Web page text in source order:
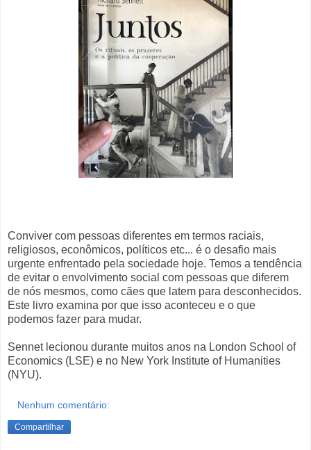
Conviver com pessoas diferentes em termos raciais,
religiosos, econômicos, políticos etc... é o desafio mais
urgente enfrentado pela sociedade hoje. Temos a tendência
de evitar o envolvimento social com pessoas que diferem
de nós mesmos, como cães que latem para desconhecidos.
Este livro examina por que isso aconteceu e o que
podemos fazer para mudar.
Sennet lecionou durante muitos anos na London School of
Economics (LSE) e no New York Institute of Humanities
(NYU).
Nenhum comentário:
Compartilhar